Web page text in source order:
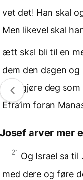
vet det! Han skal
Men likevel skal
ætt skal bli til en
dem den dagen og
Gud gjøre deg
Efra’im foran
Josef arver mer
21 Og Israel sa til
med dere og føre